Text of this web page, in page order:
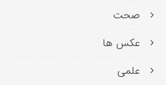
صحت
عکس ها
علمی